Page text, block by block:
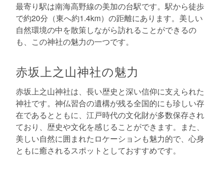
最寄り駅は南海高野線の美加の台駅です。駅から徒歩
で約20分（東へ約1.4km）の距離にあります。美しい
自然環境の中を散策しながら訪れることができるの
も、この神社の魅力の一つです。
赤坂上之山神社の魅力
赤坂上之山神社は、長い歴史と深い信仰に支えられた
神社です。神仏習合の遺構が残る全国的にも珍しい存
在であるとともに、江戸時代の文化財が多数保存され
ており、歴史や文化を感じることができます。また、
美しい自然に囲まれたロケーションも魅力的で、心身
ともに癒されるスポットとしておすすめです。